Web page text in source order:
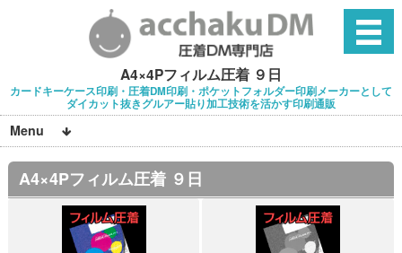
A4×4Pフィルム圧着 ９日
カードキーケース印刷・圧着DM印刷・ポケットフォルダー印刷メーカーとして
ダイカット抜きグルアー貼り加工技術を活かす印刷通販
Menu
A4×4Pフィルム圧着 ９日